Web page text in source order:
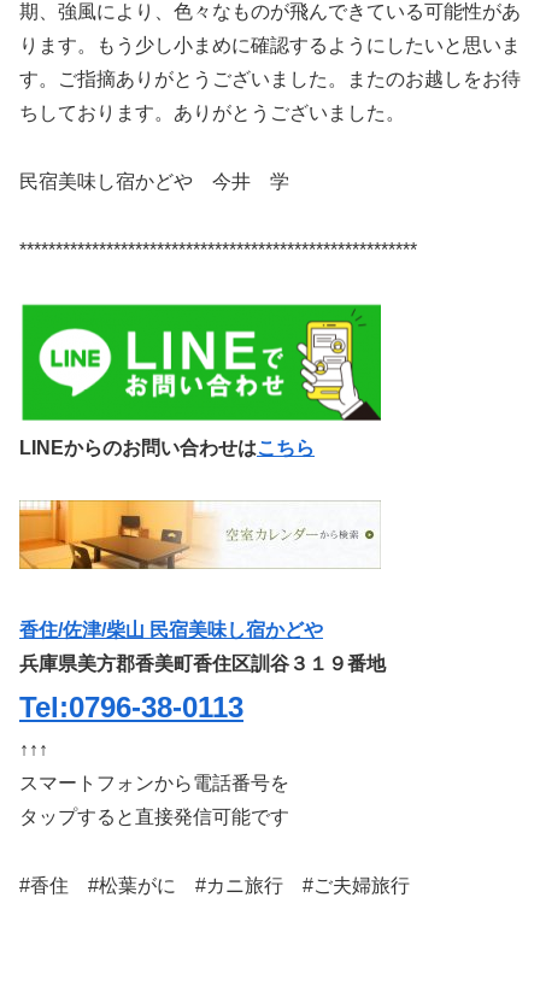
期、強風により、色々なものが飛んできている可能性があ
ります。もう少し小まめに確認するようにしたいと思いま
す。ご指摘ありがとうございました。またのお越しをお待
ちしております。ありがとうございました。
民宿美味し宿かどや 今井 学
*******************************************************
LINEからのお問い合わせはこちら
香住/佐津/柴山 民宿美味し宿かどや
兵庫県美方郡香美町香住区訓谷３１９番地
Tel:0796-38-0113
↑↑↑
スマートフォンから電話番号を
タップすると直接発信可能です
#香住 #松葉がに #カニ旅行 #ご夫婦旅行